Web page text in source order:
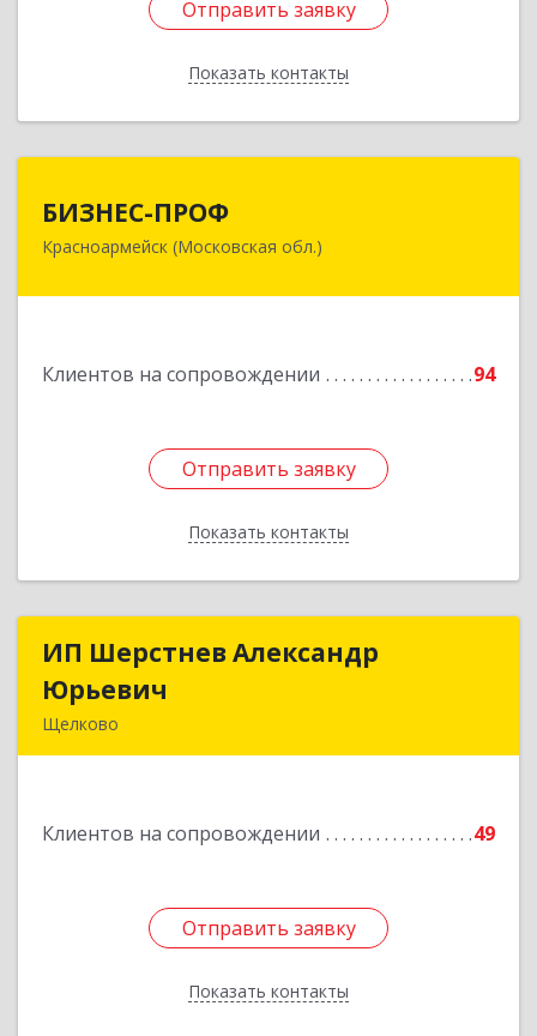
Отправить заявку
Показать контакты
Отправить заявку
Назад
БИЗНЕС-ПРОФ
Красноармейск (Московская обл.)
Клиентов на сопровождении 94
Отправить заявку
Показать контакты
141290, Московская обл, Красноармейск г,
Отправить заявку
Назад
ИП Шерстнев Александр
Юрьевич
Щелково
Клиентов на сопровождении 49
Отправить заявку
Показать контакты
ИП Шерстнев Александр
Подробнее
Отправить заявку
Назад